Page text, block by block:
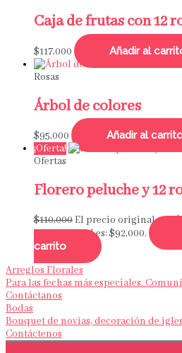
Caja de frutas con 12
$117,000 Añadir al
Rosas
Árbol de colores
$95,000
Añadir al
¡Oferta!
Ofertas
Florero peluche y 12
$110,000El precio original era:
precio actual es: $92,000.
carrito
Arreglos Florales
Para las fechas más especiales.
Contáctanos
Bodas
Bouquet de novias, decoración de
Contáctenos